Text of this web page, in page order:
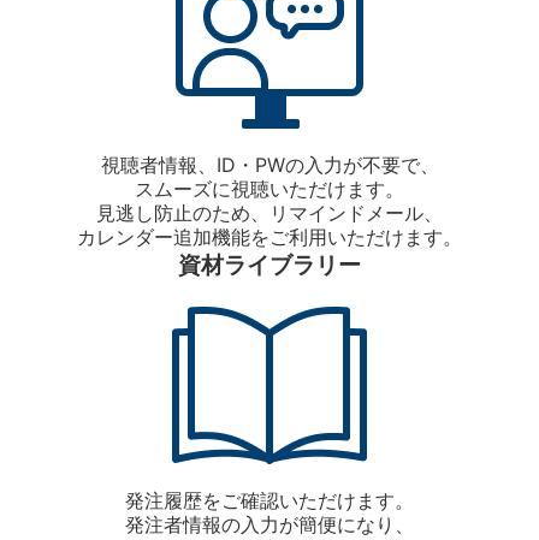
視聴者情報、ID・PWの入力が不要で、
スムーズに視聴いただけます。
見逃し防止のため、リマインドメール、
カレンダー追加機能をご利用いただけます。
資材ライブラリー
発注履歴をご確認いただけます。
発注者情報の入力が簡便になり、